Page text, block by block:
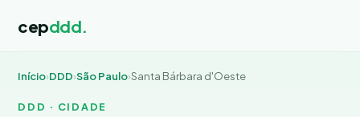
cepddd.
Início›DDD›São Paulo›Santa Bárbara d'Oeste
DDD · CIDADE